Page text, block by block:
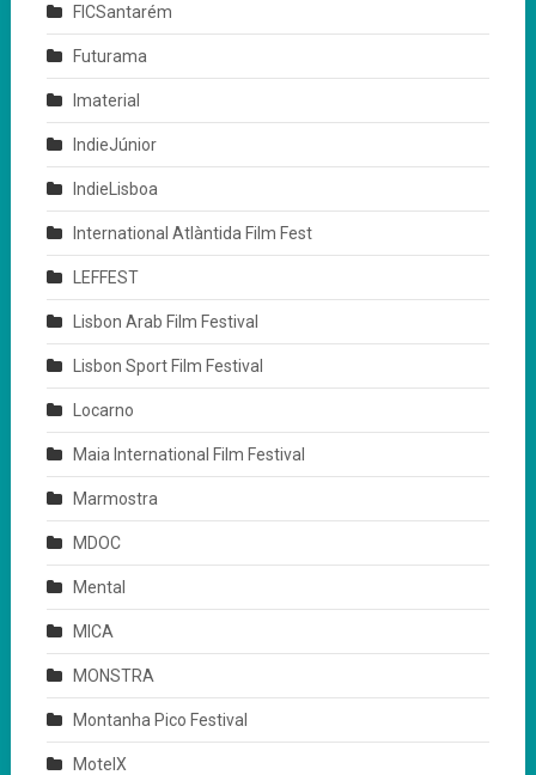
FICSantarém
Futurama
Imaterial
IndieJúnior
IndieLisboa
International Atlàntida Film Fest
LEFFEST
Lisbon Arab Film Festival
Lisbon Sport Film Festival
Locarno
Maia International Film Festival
Marmostra
MDOC
Mental
MICA
MONSTRA
Montanha Pico Festival
MotelX